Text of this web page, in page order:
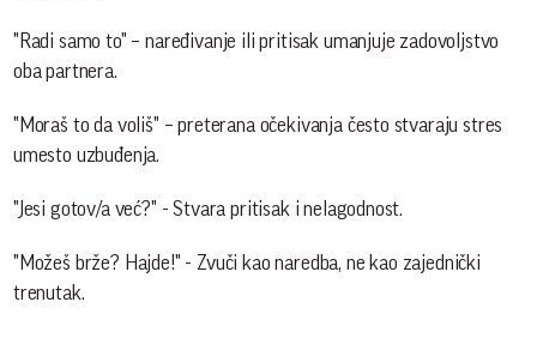
"Radi samo to" – naređivanje ili pritisak umanjuje zadovoljstvo
oba partnera.
"Moraš to da voliš" – preterana očekivanja često stvaraju stres
umesto uzbuđenja.
"Jesi gotov/a već?" - Stvara pritisak i nelagodnost.
"Možeš brže? Hajde!" - Zvuči kao naredba, ne kao zajednički
trenutak.